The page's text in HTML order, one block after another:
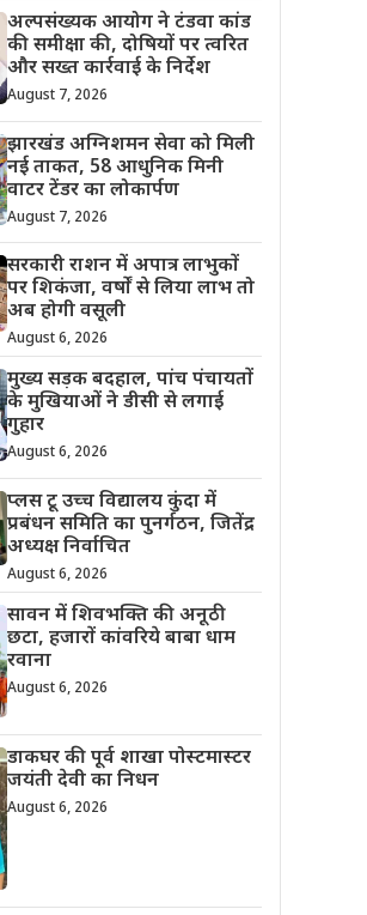
अल्पसंख्यक आयोग ने टंडवा कांड
की समीक्षा की, दोषियों पर त्वरित
और सख्त कार्रवाई के निर्देश
August 7, 2026
झारखंड अग्निशमन सेवा को मिली
नई ताकत, 58 आधुनिक मिनी
वाटर टेंडर का लोकार्पण
August 7, 2026
सरकारी राशन में अपात्र लाभुकों
पर शिकंजा, वर्षों से लिया लाभ तो
अब होगी वसूली
August 6, 2026
मुख्य सड़क बदहाल, पांच पंचायतों
के मुखियाओं ने डीसी से लगाई
गुहार
August 6, 2026
प्लस टू उच्च विद्यालय कुंदा में
प्रबंधन समिति का पुनर्गठन, जितेंद्र
अध्यक्ष निर्वाचित
August 6, 2026
सावन में शिवभक्ति की अनूठी
छटा, हजारों कांवरिये बाबा धाम
रवाना
August 6, 2026
डाकघर की पूर्व शाखा पोस्टमास्टर
जयंती देवी का निधन
August 6, 2026